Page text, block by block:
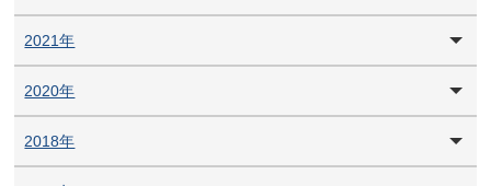
2021年
2020年
2018年